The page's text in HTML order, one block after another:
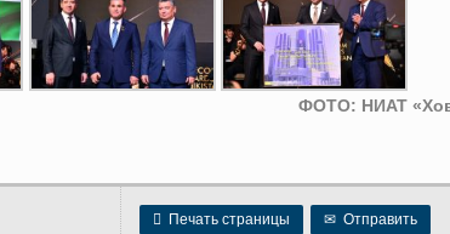
ФОТО: НИАТ
 Печать страницы ✉ Отправить